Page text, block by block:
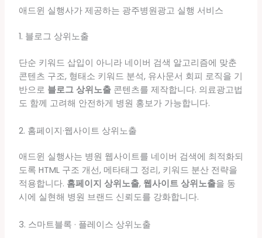
애드윈 실행사가 제공하는 광주병원광고 실행 서비스
1. 블로그 상위노출
단순 키워드 삽입이 아니라 네이버 검색 알고리즘에 맞춘
콘텐츠 구조, 형태소 키워드 분석, 유사문서 회피 로직을 기
반으로 블로그 상위노출콘텐츠를 제작합니다. 의료광고법
도 함께 고려해 안전하게 병원 홍보가 가능합니다.
2. 홈페이지·웹사이트 상위노출
애드윈 실행사는 병원 웹사이트를 네이버 검색에 최적화되
도록 HTML 구조 개선, 메타태그 정리, 키워드 분산 전략을
적용합니다. 홈페이지 상위노출, 웹사이트 상위노출을 동
시에 실현해 병원 브랜드 신뢰도를 강화합니다.
3. 스마트블록 · 플레이스 상위노출